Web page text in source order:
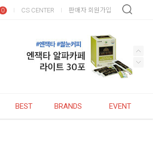
0 CS CENTER 판매자 회원가입
BEST BRANDS EVENT